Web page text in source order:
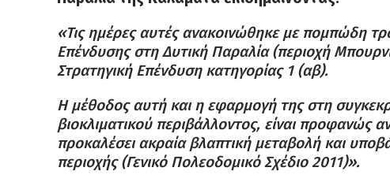
«Τις ημέρες αυτές ανακοινώθηκε με πομπώδη
Επένδυσης στη Δυτική Παραλία (περιοχή
Στρατηγική Επένδυση κατηγορίας 1 (αβ).
Η μέθοδος αυτή και η εφαρμογή της στη
βιοκλιματικού περιβάλλοντος, είναι προφανώς
προκαλέσει ακραία βλαπτική μεταβολή και
περιοχής (Γενικό Πολεοδομικό Σχέδιο 2011)».